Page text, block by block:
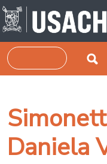
Pasar al contenido
Buscar
Daniela